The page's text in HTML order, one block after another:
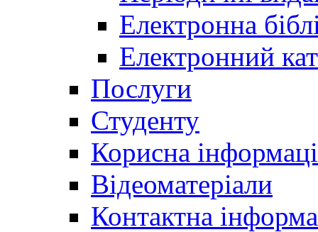
Електронна
Електронний
Послуги
Студенту
Корисна
Відеоматеріали
Контактна